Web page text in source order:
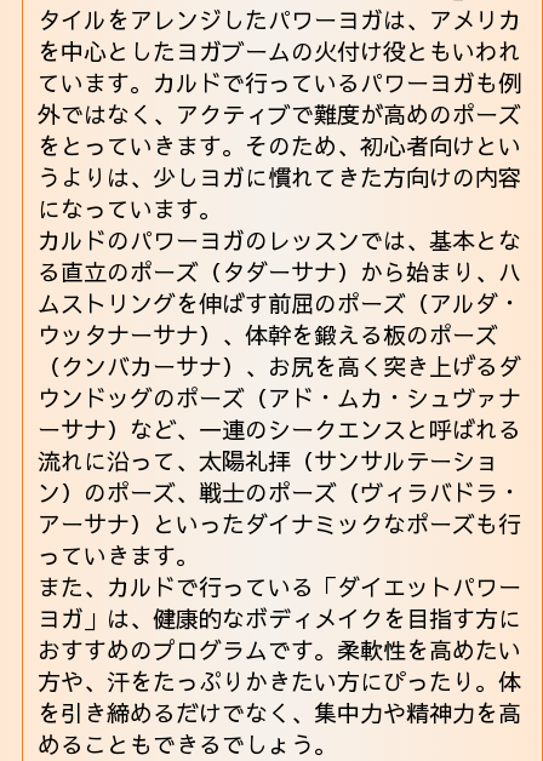
タイルをアレンジしたパワーヨガは、アメリカ
を中心としたヨガブームの火付け役ともいわれ
ています。カルドで行っているパワーヨガも例
外ではなく、アクティブで難度が高めのポーズ
をとっていきます。そのため、初心者向けとい
うよりは、少しヨガに慣れてきた方向けの内容
になっています。
カルドのパワーヨガのレッスンでは、基本とな
る直立のポーズ（タダーサナ）から始まり、ハ
ムストリングを伸ばす前屈のポーズ（アルダ・
ウッタナーサナ）、体幹を鍛える板のポーズ
（クンバカーサナ）、お尻を高く突き上げるダ
ウンドッグのポーズ（アド・ムカ・シュヴァナ
ーサナ）など、一連のシークエンスと呼ばれる
流れに沿って、太陽礼拝（サンサルテーショ
ン）のポーズ、戦士のポーズ（ヴィラバドラ・
アーサナ）といったダイナミックなポーズも行
っていきます。
また、カルドで行っている「ダイエットパワー
ヨガ」は、健康的なボディメイクを目指す方に
おすすめのプログラムです。柔軟性を高めたい
方や、汗をたっぷりかきたい方にぴったり。体
を引き締めるだけでなく、集中力や精神力を高
めることもできるでしょう。